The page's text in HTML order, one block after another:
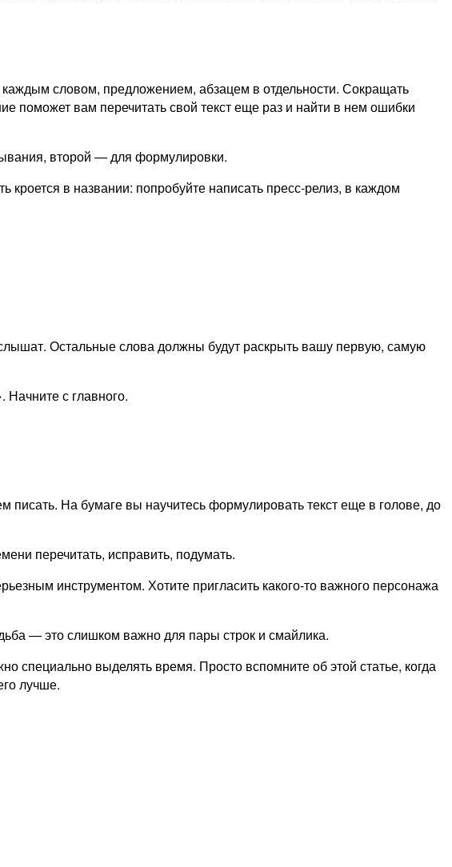
словом, предложением, абзацем в отдельности. Сокращать
поможет вам перечитать свой текст еще раз и найти в нем ошибки
второй — для формулировки.
кроется в названии: попробуйте написать пресс-релиз, в каждом
Остальные слова должны будут раскрыть вашу первую, самую
с главного.
писать. На бумаге вы научитесь формулировать текст еще в голове, до
перечитать, исправить, подумать.
инструментом. Хотите пригласить какого-то важного персонажа
— это слишком важно для пары строк и смайлика.
специально выделять время. Просто вспомните об этой статье, когда
лучше.